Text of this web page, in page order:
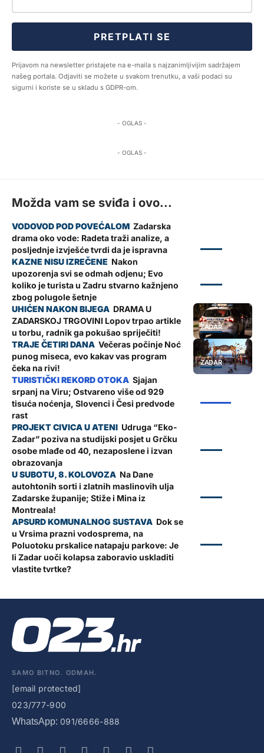
PRETPLATI SE
Prijavom na newsletter pristajete na e-maila s najzanimljivijim sadržajem
našeg portala. Odjaviti se možete u svakom trenutku, a vaši podaci su
sigurni i koriste se u skladu s GDPR-om.
- OGLAS -
- OGLAS -
Možda vam se sviđa i ovo...
Zadarska
drama oko vode: Radeta traži analize, a
posljednje izvješće tvrdi da je ispravna
Nakon
upozorenja svi se odmah odjenu; Evo
koliko je turista u Zadru stvarno kažnjeno
zbog polugole šetnje
ZADAR
DRAMA U
ZADARSKOJ TRGOVINI Lopov trpao artikle
u torbu, radnik ga pokušao spriječiti!
ZADAR
Večeras počinje Noć
punog miseca, evo kakav vas program
čeka na rivi!
Sjajan
srpanj na Viru; Ostvareno više od 929
tisuća noćenja, Slovenci i Česi predvode
rast
Udruga “Eko-
Zadar” poziva na studijski posjet u Grčku
osobe mlađe od 40, nezaposlene i izvan
obrazovanja
Na Dane
autohtonih sorti i zlatnih maslinovih ulja
Zadarske županije; Stiže i Mina iz
Montreala!
Dok se
u Vrsima prazni vodosprema, na
Poluotoku prskalice natapaju parkove: Je
li Zadar uoči kolapsa zaboravio uskladiti
vlastite tvrtke?
SAMO BITNO. ODMAH.
[email protected]
023/777-900
WhatsApp: 091/6666-888